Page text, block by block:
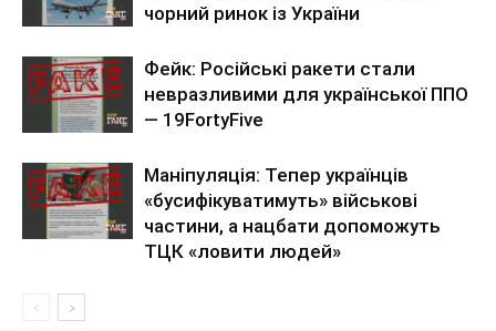
чорний ринок із України
Фейк: Російські ракети стали
невразливими для української ППО
— 19FortyFive
Маніпуляція: Тепер українців
«бусифікуватимуть» військові
частини, а нацбати допоможуть
ТЦК «ловити людей»